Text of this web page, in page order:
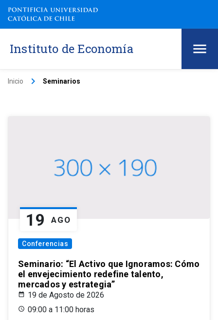
Instituto de Economía
Inicio keyboard_arrow_right Seminarios
19 AGO
Conferencias
Seminario: “El Activo que Ignoramos: Cómo
el envejecimiento redefine talento,
mercados y estrategia”
19 de Agosto de 2026
09:00 a 11:00 horas